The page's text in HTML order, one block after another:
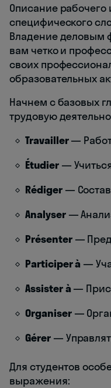
Описание рабочего
специфического
Владение деловым
вам четко и
своих
образовательных
Начнем с базовых
трудовую
Travailler—
Étudier—
Rédiger—
Analyser—
Présenter—
Participer à —
Assister à —
Organiser—
Gérer—
Для студентов
выражения: